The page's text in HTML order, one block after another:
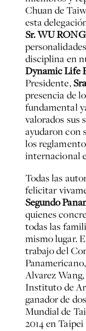
Chuan de
esta
Sr. WU
disciplina en
Dynamic Life
Presidente,
presencia de
fundamental
valorados sus
ayudaron con
los
internacional
Todas las
felicitar
Segundo
quienes
todas las
mismo lugar.
trabajo del
Alvarez
Instituto de
ganador de
Mundial de
2014 en